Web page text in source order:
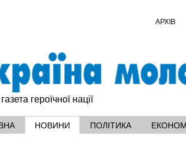
АРХІВ
героїчної нації
НОВИНИ ПОЛІТИКА